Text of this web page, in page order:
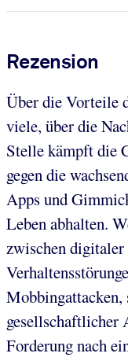
Rezension
Über die Vorteile
viele, über die
Stelle kämpft die
gegen die
Apps und
Leben abhalten.
zwischen
Mobbingattacken,
gesellschaftlicher
Forderung nach